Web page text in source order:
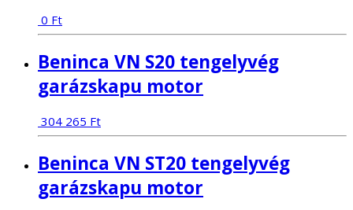
0 Ft
Beninca VN S20 tengelyvég
garázskapu motor
304 265 Ft
Beninca VN ST20 tengelyvég
garázskapu motor